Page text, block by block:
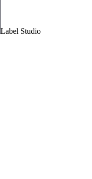
Label Studio